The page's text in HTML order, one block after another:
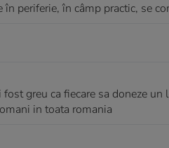
periferie, în câmp practic, se
greu ca fiecare sa doneze un
in toata romania